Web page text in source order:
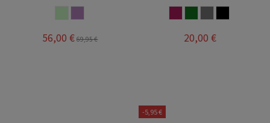
56,00 € 69,95 € 20,00 €
-5,95 €